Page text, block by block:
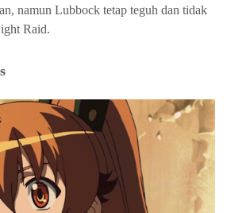
namun Lubbock tetap teguh dan tidak
Raid.